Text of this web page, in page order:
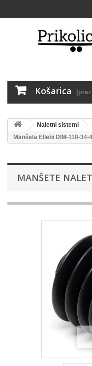
Košarica
Naletni sistemi
Manšeta Ellebi DIM-110-34-
MANŠETE